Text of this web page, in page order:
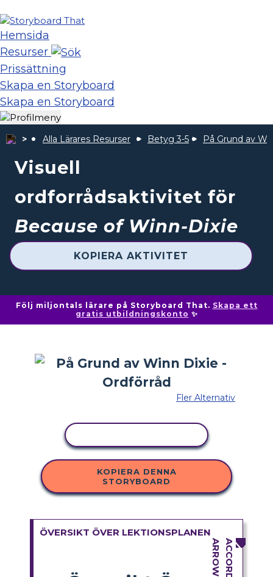
Hemsida
Resurser
Prissättning
Skapa en Storyboard
Skapa en Storyboard
Alla Lärares Resurser Betyg 3-5 På Grund av
Visuell
ordforrådsaktivitet för
Because of Winn-Dixie
KOPIERA AKTIVITET
Följ miljontals lärare på Storyboard That. Skapa ett
gratis utbildningskonto ✨
Fler Alternativ
KOPIERA DENNA
STORYBOARD
ÖVERSIKT ÖVER LEKTIONSPLANEN